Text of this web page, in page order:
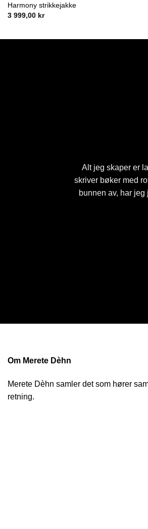
Harmony strikkejakke
3 999,00 kr
Alt jeg skaper er
skriver bøker med
bunnen av, har
Om Merete Dèhn
Merete Dèhn samler det som hører
retning.